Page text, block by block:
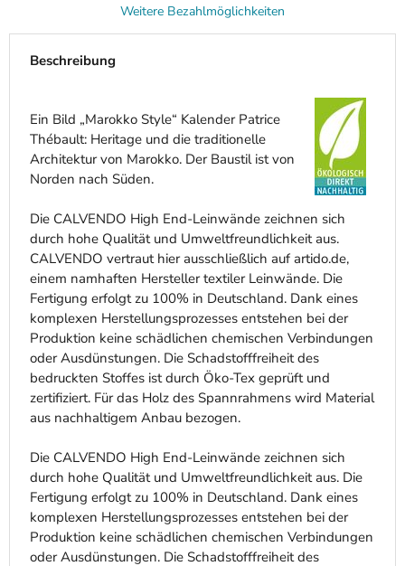
Weitere Bezahlmöglichkeiten
Beschreibung
Ein Bild „Marokko Style“ Kalender Patrice
Thébault: Heritage und die traditionelle
Architektur von Marokko. Der Baustil ist von
Norden nach Süden.
Die CALVENDO High End-Leinwände zeichnen sich
durch hohe Qualität und Umweltfreundlichkeit aus.
CALVENDO vertraut hier ausschließlich auf artido.de,
einem namhaften Hersteller textiler Leinwände. Die
Fertigung erfolgt zu 100% in Deutschland. Dank eines
komplexen Herstellungsprozesses entstehen bei der
Produktion keine schädlichen chemischen Verbindungen
oder Ausdünstungen. Die Schadstofffreiheit des
bedruckten Stoffes ist durch Öko-Tex geprüft und
zertifiziert. Für das Holz des Spannrahmens wird Material
aus nachhaltigem Anbau bezogen.
Die CALVENDO High End-Leinwände zeichnen sich
durch hohe Qualität und Umweltfreundlichkeit aus. Die
Fertigung erfolgt zu 100% in Deutschland. Dank eines
komplexen Herstellungsprozesses entstehen bei der
Produktion keine schädlichen chemischen Verbindungen
oder Ausdünstungen. Die Schadstofffreiheit des